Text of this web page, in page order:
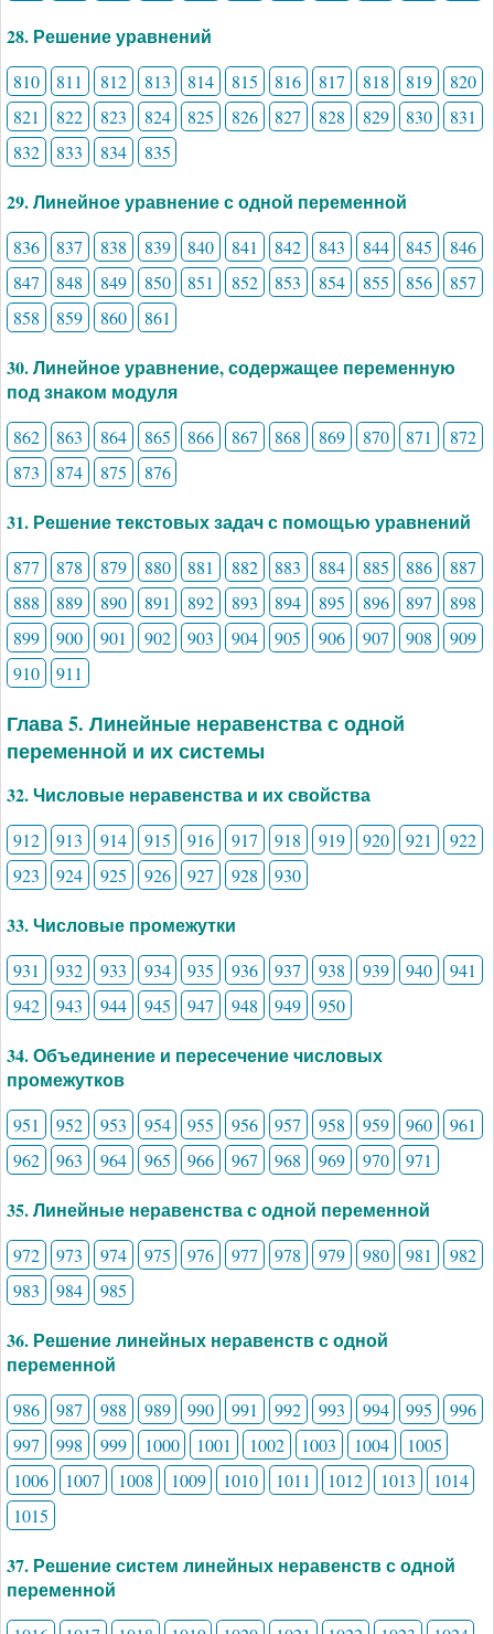
28. Решение уравнений
810 811 812 813 814 815 816 817 818 819
820
821
822 823 824 825 826 827 828 829 830
831
832
833 834 835
29. Линейное уравнение с одной переменной
836 837 838 839 840 841 842 843 844 845
846
847
848 849 850 851 852 853 854 855 856
857
858
859 860 861
30. Линейное уравнение, содержащее переменную
под знаком модуля
862 863 864 865 866 867 868 869 870 871
872
873
874 875 876
31. Решение текстовых задач с помощью уравнений
877 878 879 880 881 882 883 884 885 886
887
888
889 890 891 892 893 894 895 896 897
898
899
900 901 902 903 904 905 906 907 908
909
910
911
Глава 5. Линейные неравенства с одной
переменной и их системы
32. Числовые неравенства и их свойства
912 913 914 915 916 917 918 919 920 921
922
923
924 925 926 927 928 930
33. Числовые промежутки
931 932 933 934 935 936 937 938 939 940
941
942
943 944 945 947 948 949 950
34. Объединение и пересечение числовых
промежутков
951 952 953 954 955 956 957 958 959 960
961
962
963 964 965 966 967 968 969 970 971
35. Линейные неравенства с одной переменной
972 973 974 975 976 977 978 979 980 981
982
983
984 985
36. Решение линейных неравенств с одной
переменной
986 987 988 989 990 991 992 993 994 995
996
997
998 999 1000 1001 1002 1003 1004
1005
1006
1007 1008 1009 1010 1011 1012 1013
1014
1015
37. Решение систем линейных неравенств с одной
переменной